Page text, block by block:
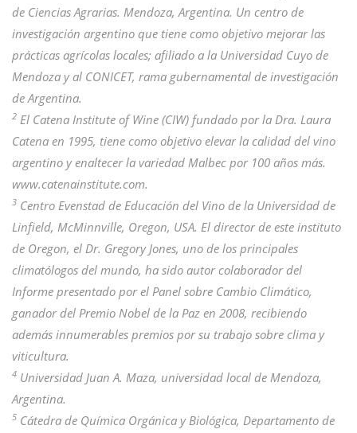
de Ciencias Agrarias. Mendoza, Argentina. Un centro de
investigación argentino que tiene como objetivo mejorar las
prácticas agrícolas locales; afiliado a la Universidad Cuyo de
Mendoza y al CONICET, rama gubernamental de investigación
de Argentina.
2 El Catena Institute of Wine (CIW) fundado por la Dra. Laura
Catena en 1995, tiene como objetivo elevar la calidad del vino
argentino y enaltecer la variedad Malbec por 100 años más.
www.catenainstitute.com.
3 Centro Evenstad de Educación del Vino de la Universidad de
Linfield, McMinnville, Oregon, USA. El director de este instituto
de Oregon, el Dr. Gregory Jones, uno de los principales
climatólogos del mundo, ha sido autor colaborador del
Informe presentado por el Panel sobre Cambio Climático,
ganador del Premio Nobel de la Paz en 2008, recibiendo
además innumerables premios por su trabajo sobre clima y
viticultura.
4 Universidad Juan A. Maza, universidad local de Mendoza,
Argentina.
5 Cátedra de Química Orgánica y Biológica, Departamento de